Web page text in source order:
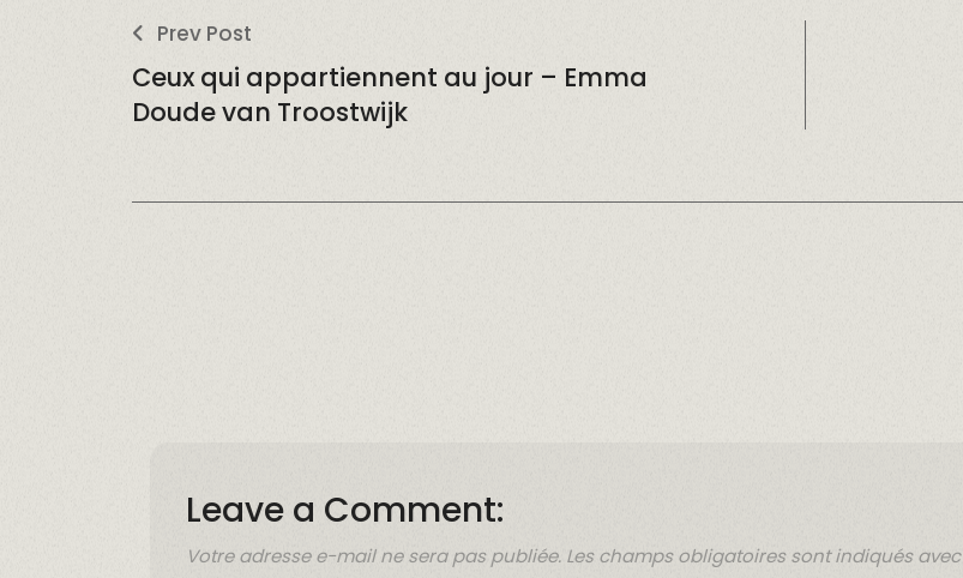
Prev Post
Ceux qui appartiennent au jour – Emma
Doude van Troostwijk
Leave a Comment:
Votre adresse e-mail ne sera pas publiée. Les champs obligatoires sont indiqués avec